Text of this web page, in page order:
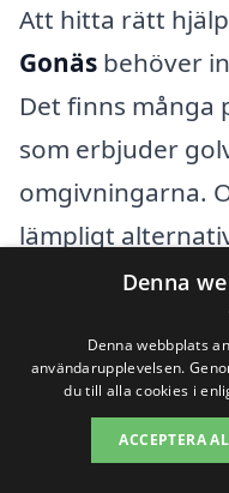
Att hitta rätt
Gonäs behöver
Det finns många
som erbjuder
omgivningarna.
lämpligt
närliggande
kvalificerade
städer där du
Denna
Denna webbplats
användarupplevelsen.
du till alla cookies i
ACCEPTERA